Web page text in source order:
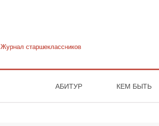
Журнал старшекласcников
АБИТУР КЕМ БЫТЬ